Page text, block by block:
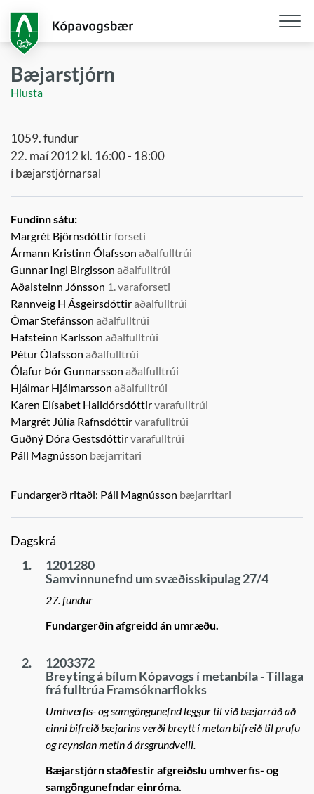
aðalefni
Bæjarstjórn
Hlusta
1059. fundur
22. maí 2012 kl. 16:00 - 18:00
í bæjarstjórnarsal
Fundinn sátu:
Margrét Björnsdóttirforseti
Ármann Kristinn Ólafsson aðalfulltrúi
Gunnar Ingi Birgisson aðalfulltrúi
Aðalsteinn Jónsson 1. varaforseti
Rannveig H Ásgeirsdóttiraðalfulltrúi
Ómar Stefánsson aðalfulltrúi
Hafsteinn Karlsson aðalfulltrúi
Pétur Ólafsson aðalfulltrúi
Ólafur Þór Gunnarsson aðalfulltrúi
Hjálmar Hjálmarsson aðalfulltrúi
Karen Elísabet Halldórsdóttirvarafulltrúi
Margrét Júlía Rafnsdóttirvarafulltrúi
Guðný Dóra Gestsdóttirvarafulltrúi
Páll Magnússon bæjarritari
Fundargerð ritaði: Páll Magnússon bæjarritari
Dagskrá
1.
1201280
Samvinnunefnd um svæðisskipulag 27/4
27. fundur
Fundargerðin afgreidd án umræðu.
2.
1203372
Breyting á bílum Kópavogs í metanbíla - Tillaga
frá fulltrúa Framsóknarflokks
Umhverfis- og samgöngunefnd leggur til við bæjarráð að
einni bifreið bæjarins verði breytt í metan bifreið til prufu
og reynslan metin á ársgrundvelli.
Bæjarstjórn staðfestir afgreiðslu umhverfis- og
samgöngunefndar einróma.
Opna